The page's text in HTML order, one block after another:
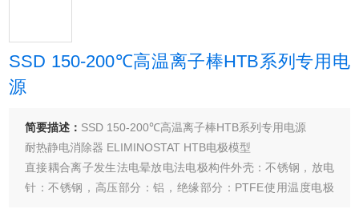
SSD 150-200℃高温离子棒HTB系列专用电
源
简要描述： SSD 150-200℃高温离子棒HTB系列专用电源
耐热静电消除器 ELIMINOSTAT HTB电极模型
直接耦合离子发生法电晕放电法电极构件外壳：不锈钢，放电
针：不锈钢，高压部分：铝，绝缘部分：PTFE使用温度电极